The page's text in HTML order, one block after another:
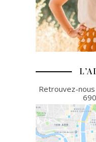
Retrouvez-